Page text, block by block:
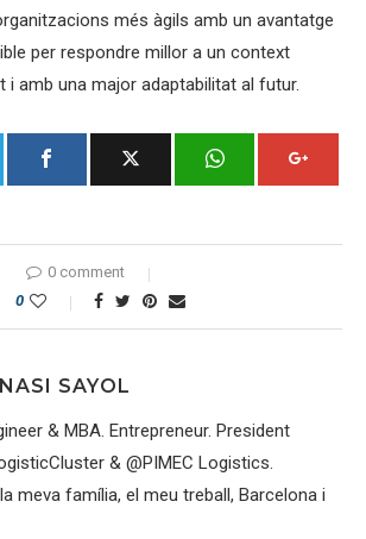
més àgils amb un avantatge
per respondre millor a un context
i amb una major adaptabilitat al futur.
0 comment
0
SAYOL
& MBA. Entrepreneur. President
& @PIMEC Logistics.
meva família, el meu treball, Barcelona i